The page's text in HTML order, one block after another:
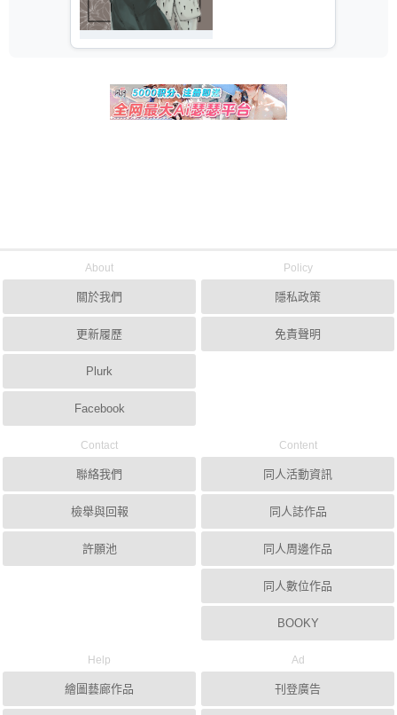
About
關於我們
更新履歷
Plurk
Facebook
Policy
隱私政策
免責聲明
Contact
聯絡我們
檢舉與回報
許願池
Content
同人活動資訊
同人誌作品
同人周邊作品
同人數位作品
BOOKY
Help
繪圖藝廊作品
Ad
刊登廣告